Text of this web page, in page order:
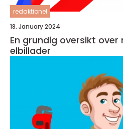
redaktionel
18. January 2024
En grundig oversikt
elbillader